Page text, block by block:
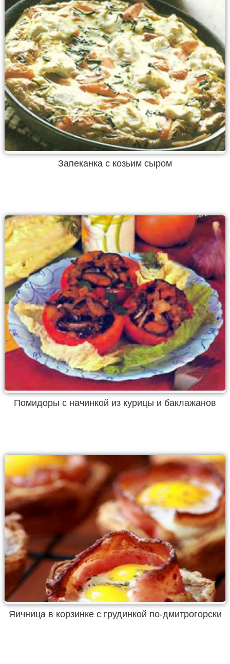
Запеканка с козьим сыром
Помидоры с начинкой из курицы и баклажанов
Яичница в корзинке с грудинкой по-дмитрогорски